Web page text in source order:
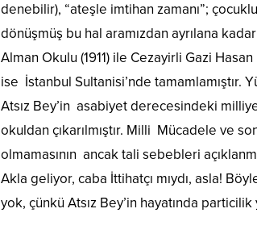
denebilir), “ateşle imtihan zamanı”;
dönüşmüş bu hal aramızdan ayrılana
Alman Okulu (1911) ile Cezayirli Gazi
ise İstanbul Sultanisi’nde tamamlamıştır.
Atsız Bey’in asabiyet derecesindeki
okuldan çıkarılmıştır. Milli Mücadele ve
olmamasının ancak tali sebebleri
Akla geliyor, caba İttihatçı mıydı, asla!
yok, çünkü Atsız Bey’in hayatında